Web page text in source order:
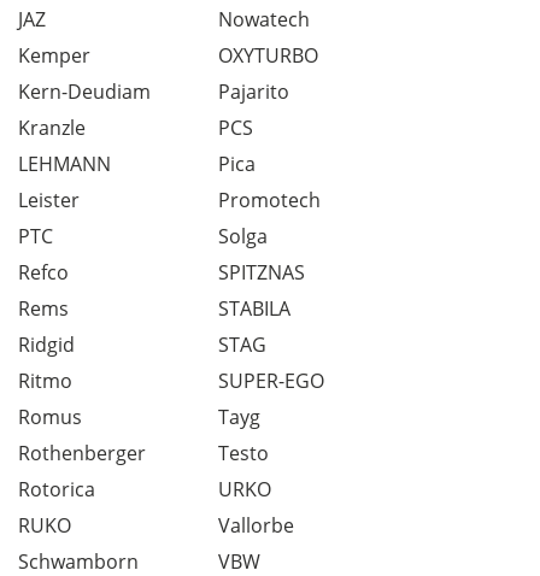
JAZ
Kemper
Kern-Deudiam
Kranzle
LEHMANN
Leister
Nowatech
OXYTURBO
Pajarito
PCS
Pica
Promotech
PTC
Refco
Rems
Ridgid
Ritmo
Romus
Rothenberger
Rotorica
RUKO
Schwamborn
Solga
SPITZNAS
STABILA
STAG
SUPER-EGO
Tayg
Testo
URKO
Vallorbe
VBW